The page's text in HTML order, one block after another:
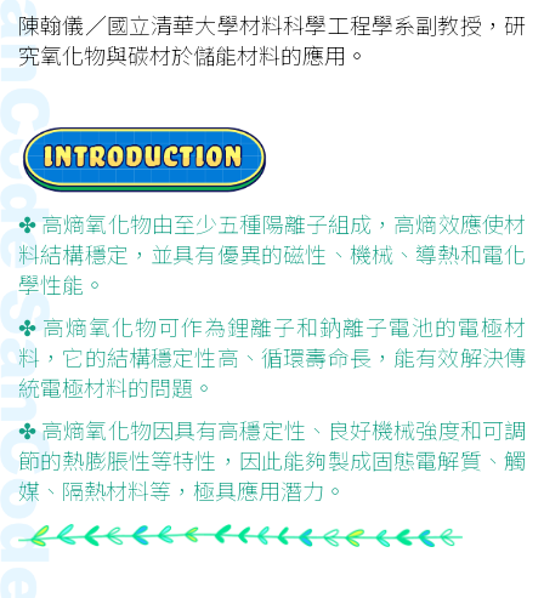
陳翰儀／國立清華大學材料科學工程學系副教授，研
究氧化物與碳材於儲能材料的應用。
✤ 高熵氧化物由至少五種陽離子組成，高熵效應使材
料結構穩定，並具有優異的磁性、機械、導熱和電化
學性能。
✤ 高熵氧化物可作為鋰離子和鈉離子電池的電極材
料，它的結構穩定性高、循環壽命長，能有效解決傳
統電極材料的問題。
✤ 高熵氧化物因具有高穩定性、良好機械強度和可調
節的熱膨脹性等特性，因此能夠製成固態電解質、觸
媒、隔熱材料等，極具應用潛力。